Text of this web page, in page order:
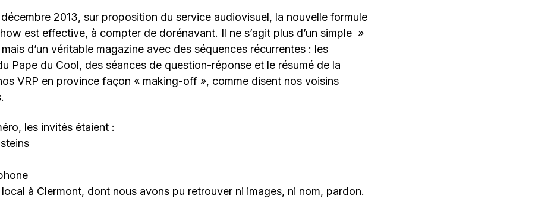
2013, sur proposition du service audiovisuel, la nouvelle formule
est effective, à compter de dorénavant. Il ne s’agit plus d’un simple »
d’un véritable magazine avec des séquences récurrentes : les
Pape du Cool, des séances de question-réponse et le résumé de la
VRP en province façon « making-off », comme disent nos voisins
les invités étaient :
à Clermont, dont nous avons pu retrouver ni images, ni nom, pardon.